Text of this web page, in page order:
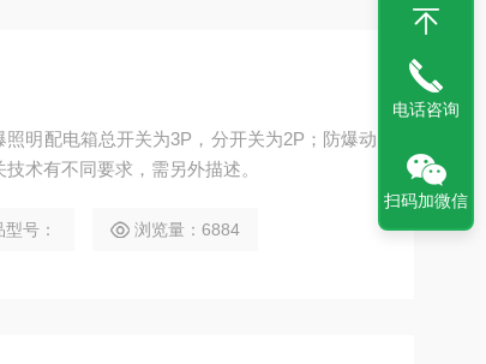
明配电箱总开关为3P，分开关为2P；防爆动
术有不同要求，需另外描述。
型号： 浏览量：6884
电话咨询
扫码加微信